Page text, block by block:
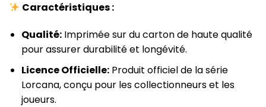
Caractéristiques :
Qualité:Imprimée sur du carton de haute qualité
pour assurer durabilité et longévité.
Licence Officielle:Produit officiel de la série
Lorcana, conçu pour les collectionneurs et les
joueurs.